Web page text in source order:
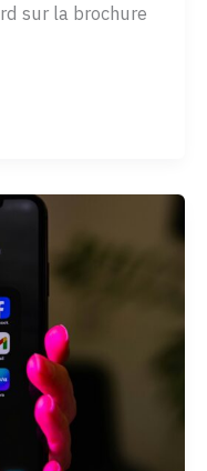
sur la brochure